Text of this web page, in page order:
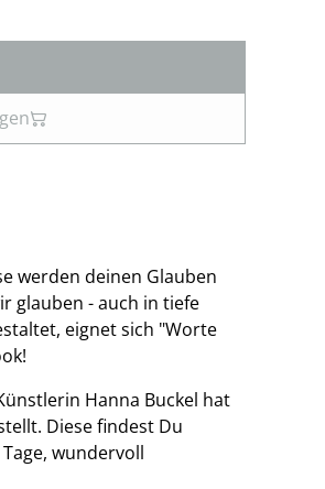
werden deinen Glauben
glauben - auch in tiefe
eignet sich "Worte
Hanna Buckel hat
Diese findest Du
wundervoll